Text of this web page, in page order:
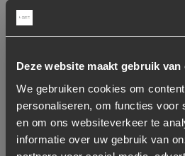
Deze website maakt gebruik van
We gebruiken cookies om
personaliseren, om functies voor
en om ons websiteverkeer te
informatie over uw gebruik van
46 cm
60 cm
Draaibaar